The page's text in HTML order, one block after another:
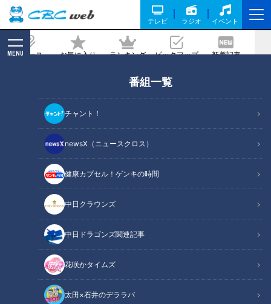
テレビ ラジオ イベント
ニュース お気に入り ランキング ピックアップ 新着記事
MENU
番組一覧
チャント！
newsX（ニュースクロス）
健康カプセル！ゲンキの時間
中日クラウンズ
中日ドラゴンズ関連記事
花咲かタイムズ
太田×石井のデララバ
通学級に通いたい！」 “障害”と“健常”の
間にたちはだかる壁とは！？ 「がっこう
へ行こう」ドキュメンタリー
記事に戻る